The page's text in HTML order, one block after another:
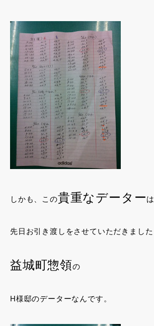
しかも、この貴重なデーターは
先日お引き渡しをさせていただきました
益城町惣領の
H様邸のデーターなんです。